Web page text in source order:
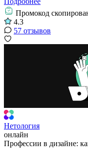
Промокод
4.3
57 отзывов
Нетология
онлайн
Профессии в дизайне: